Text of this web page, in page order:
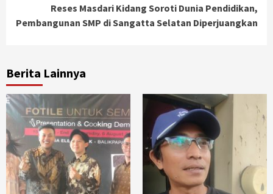
Reses Masdari Kidang Soroti Dunia Pendidikan,
Pembangunan SMP di Sangatta Selatan Diperjuangkan
Berita Lainnya